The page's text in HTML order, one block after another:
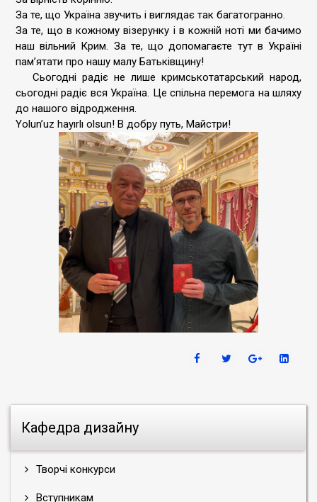
Кафедра дизайну
Творчі конкурси
Вступникам
За те, що Україна звучить і виглядає так багатогранно.
За те, що в кожному візерунку і в кожній ноті ми бачимо
наш вільний Крим. За те, що допомагаєте тут в Україні
памʼятати про нашу малу Батьківщину!
Сьогодні радіє не лише кримськотатарський народ,
сьогодні радіє вся Україна. Це спільна перемога на шляху
до нашого відродження.
Yolun’uz hayırlı olsun! В добру путь, Майстри!